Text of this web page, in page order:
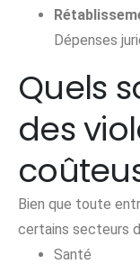
Dépenses
Quels
des
Bien que toute
certains secteurs
Santé